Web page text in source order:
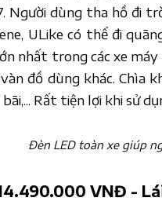
Người dùng tha hồ đi
ULike có thể đi
nhất trong các xe máy
đồ dùng khác. Chìa
Rất tiện lợi khi sử
Đèn LED toàn xe giúp
VNĐ -